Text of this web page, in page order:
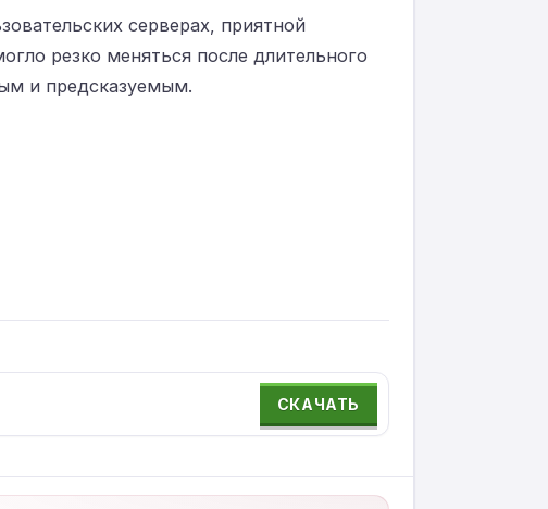
серверах, приятной
резко меняться после длительного
и предсказуемым.
СКАЧАТЬ